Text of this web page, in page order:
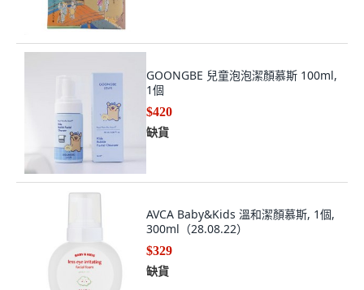
GOONGBE 兒童泡泡潔顏慕斯 100ml,
1個
$420
缺貨
AVCA Baby&Kids 溫和潔顏慕斯, 1個,
300ml（28.08.22）
$329
缺貨